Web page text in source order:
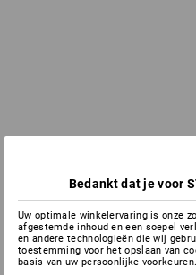
Bedankt dat je voor
Uw optimale winkelervaring is onze
afgestemde inhoud en een soepel
en andere technologieën die wij
toestemming voor het opslaan van
basis van uw persoonlijke voorkeuren.